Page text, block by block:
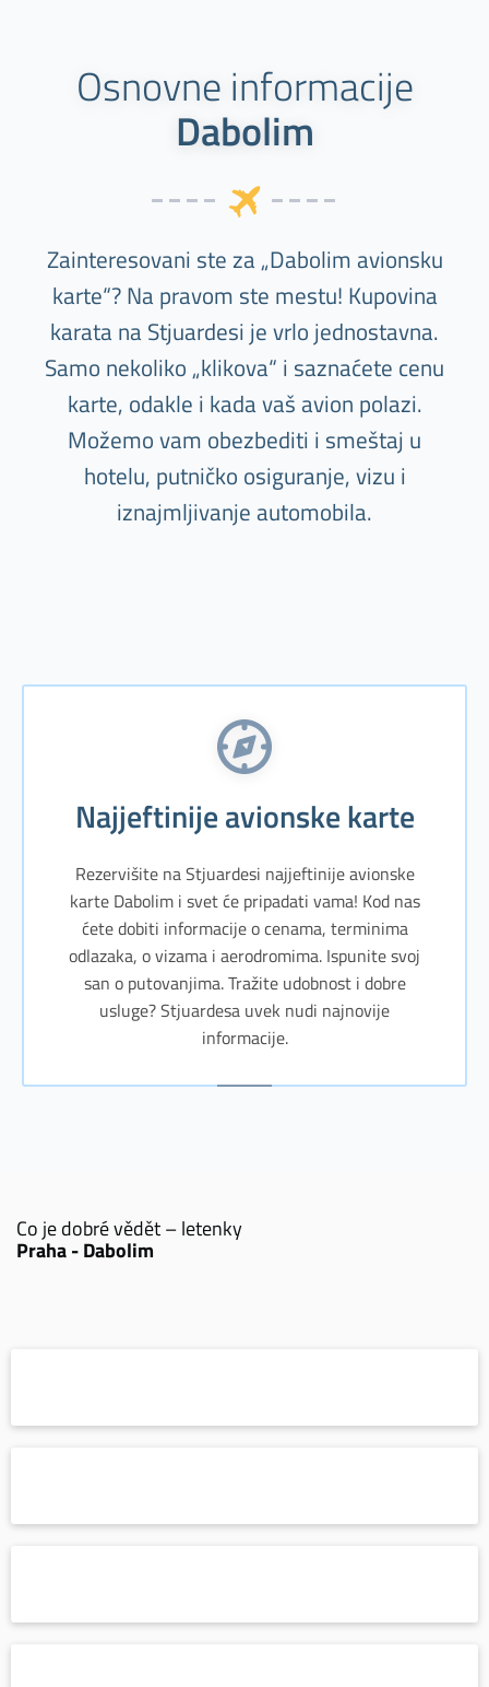
Osnovne informacije
Dabolim
Zainteresovani ste za „Dabolim avionsku
karte“? Na pravom ste mestu! Kupovina
karata na Stjuardesi je vrlo jednostavna.
Samo nekoliko „klikova“ i saznaćete cenu
karte, odakle i kada vaš avion polazi.
Možemo vam obezbediti i smeštaj u
hotelu, putničko osiguranje, vizu i
iznajmljivanje automobila.
Najjeftinije avionske karte
Rezervišite na Stjuardesi najjeftinije avionske
karte Dabolim i svet će pripadati vama! Kod nas
ćete dobiti informacije o cenama, terminima
odlazaka, o vizama i aerodromima. Ispunite svoj
san o putovanjima. Tražite udobnost i dobre
usluge? Stjuardesa uvek nudi najnovije
informacije.
Co je dobré vědět – letenky
Praha - Dabolim